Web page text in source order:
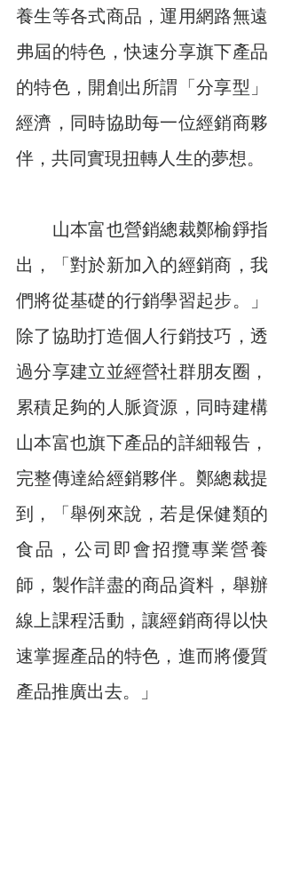
養生等各式商品，運用網路無遠
弗屆的特色，快速分享旗下產品
的特色，開創出所謂「分享型」
經濟，同時協助每一位經銷商夥
伴，共同實現扭轉人生的夢想。
山本富也營銷總裁鄭榆錚指
出，「對於新加入的經銷商，我
們將從基礎的行銷學習起步。」
除了協助打造個人行銷技巧，透
過分享建立並經營社群朋友圈，
累積足夠的人脈資源，同時建構
山本富也旗下產品的詳細報告，
完整傳達給經銷夥伴。鄭總裁提
到，「舉例來說，若是保健類的
食品，公司即會招攬專業營養
師，製作詳盡的商品資料，舉辦
線上課程活動，讓經銷商得以快
速掌握產品的特色，進而將優質
產品推廣出去。」